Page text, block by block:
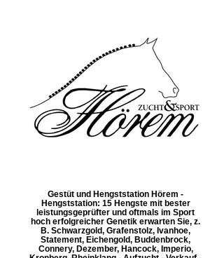
Gestüt und Hengststation Hörem -
Hengststation: 15 Hengste mit bester
leistungsgeprüfter und oftmals im Sport
hoch erfolgreicher Genetik erwarten Sie, z.
B. Schwarzgold, Grafenstolz, Ivanhoe,
Statement, Eichengold, Buddenbrock,
Connery, Dezember, Hancock, Imperio,